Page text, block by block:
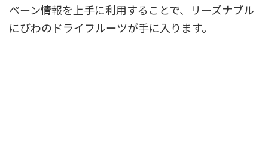
ペーン情報を上手に利用することで、リーズナブル
にびわのドライフルーツが手に入ります。